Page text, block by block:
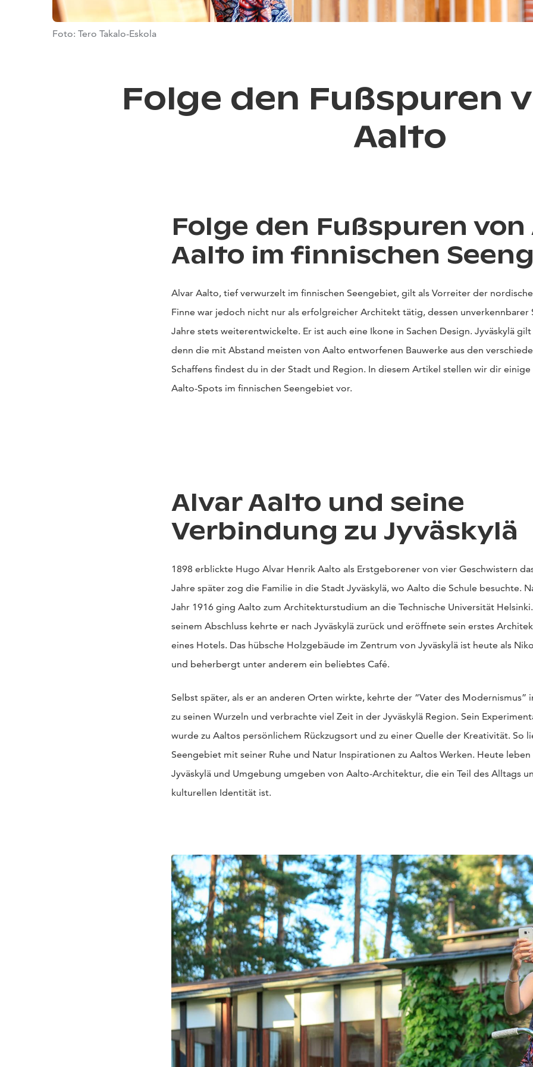
Foto: Tero Takalo-Eskola
Folge den Fußspuren
Aalto
Folge den Fußspuren von
Aalto im finnischen
Alvar Aalto, tief verwurzelt im finnischen Seengebiet, gilt als Vorreiter der
Finne war jedoch nicht nur als erfolgreicher Architekt tätig, dessen unverkennbarer
Jahre stets weiterentwickelte. Er ist auch eine Ikone in Sachen Design. Jyväskylä
denn die mit Abstand meisten von Aalto entworfenen Bauwerke aus den
Schaffens findest du in der Stadt und Region. In diesem Artikel stellen wir dir
Aalto-Spots im finnischen Seengebiet vor.
Alvar Aalto und seine
Verbindung zu Jyväskylä
1898 erblickte Hugo Alvar Henrik Aalto als Erstgeborener von vier Geschwistern
Jahre später zog die Familie in die Stadt Jyväskylä, wo Aalto die Schule besuchte.
Jahr 1916 ging Aalto zum Architekturstudium an die Technische Universität
seinem Abschluss kehrte er nach Jyväskylä zurück und eröffnete sein erstes
eines Hotels. Das hübsche Holzgebäude im Zentrum von Jyväskylä ist heute als
und beherbergt unter anderem ein beliebtes Café.
Selbst später, als er an anderen Orten wirkte, kehrte der “Vater des Modernismus”
zu seinen Wurzeln und verbrachte viel Zeit in der Jyväskylä Region. Sein
wurde zu Aaltos persönlichem Rückzugsort und zu einer Quelle der Kreativität. So
Seengebiet mit seiner Ruhe und Natur Inspirationen zu Aaltos Werken. Heute
Jyväskylä und Umgebung umgeben von Aalto-Architektur, die ein Teil des Alltags
kulturellen Identität ist.